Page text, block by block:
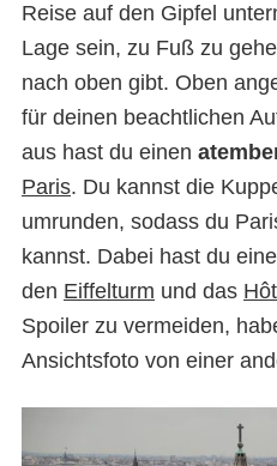
Reise auf den Gipfel
Lage sein, zu Fuß zu
nach oben gibt. Oben
für deinen beachtlichen
aus hast du einen
Paris. Du kannst die
umrunden, sodass du
kannst. Dabei hast du
den Eiffelturm und das
Spoiler zu vermeiden,
Ansichtsfoto von einer